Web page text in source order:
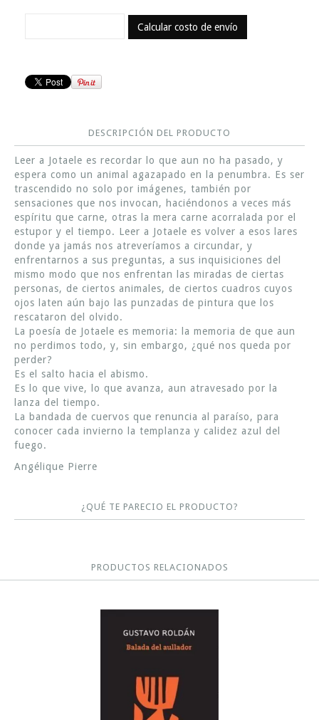
Calcular costo de envío
DESCRIPCIÓN DEL PRODUCTO
Leer a Jotaele es recordar lo que aun no ha pasado, y
espera como un animal agazapado en la penumbra. Es ser
trascendido no solo por imágenes, también por
sensaciones que nos invocan, haciéndonos a veces más
espíritu que carne, otras la mera carne acorralada por el
estupor y el tiempo. Leer a Jotaele es volver a esos lares
donde ya jamás nos atreveríamos a circundar, y
enfrentarnos a sus preguntas, a sus inquisiciones del
mismo modo que nos enfrentan las miradas de ciertas
personas, de ciertos animales, de ciertos cuadros cuyos
ojos laten aún bajo las punzadas de pintura que los
rescataron del olvido.
La poesía de Jotaele es memoria: la memoria de que aun
no perdimos todo, y, sin embargo, ¿qué nos queda por
perder?
Es el salto hacia el abismo.
Es lo que vive, lo que avanza, aun atravesado por la
lanza del tiempo.
La bandada de cuervos que renuncia al paraíso, para
conocer cada invierno la templanza y calidez azul del
fuego.
Angélique Pierre
¿QUÉ TE PARECIO EL PRODUCTO?
PRODUCTOS RELACIONADOS